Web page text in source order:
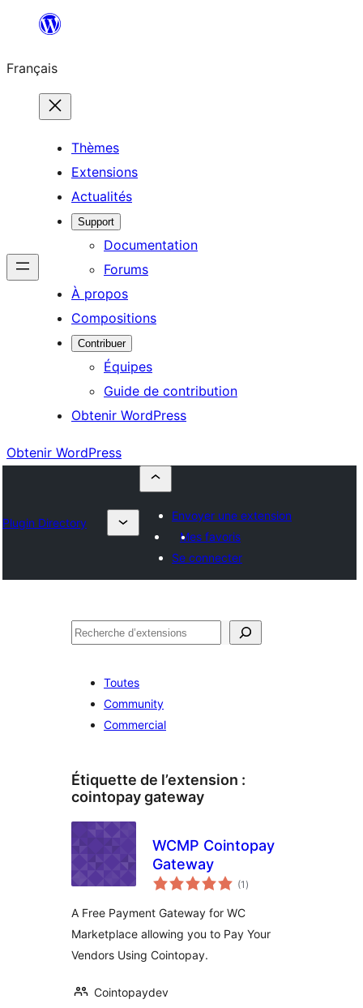
contenu
Français
Thèmes
Extensions
Actualités
Support
Documentation
Forums
À propos
Compositions
Contribuer
Équipes
Guide de contribution
Obtenir WordPress
Obtenir WordPress
Plugin Directory
Envoyer une extension
Mes favoris
Se connecter
Rechercher
Toutes
Community
Commercial
Étiquette de l’extension :
cointopay gateway
WCMP Cointopay
Gateway
(1 notes
en
)
A Free Payment Gateway for WC
Marketplace allowing you to Pay Your
Vendors Using Cointopay.
Cointopaydev